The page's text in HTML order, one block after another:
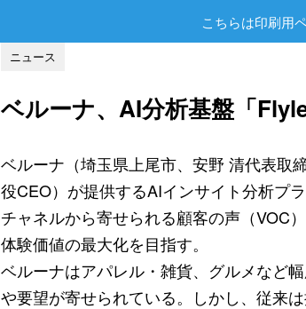
こちらは印刷用
ニュース
ベルーナ、AI分析基盤「
ベルーナ（埼玉県上尾市、安野 清代表取
役CEO）が提供するAIインサイト分析プ
チャネルから寄せられる顧客の声（VOC
体験価値の最大化を目指す。
ベルーナはアパレル・雑貨、グルメなど
や要望が寄せられている。しかし、従来